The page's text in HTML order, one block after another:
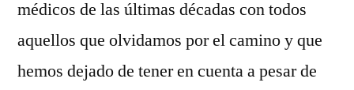
médicos de las últimas décadas con todos
aquellos que olvidamos por el camino y que
hemos dejado de tener en cuenta a pesar de